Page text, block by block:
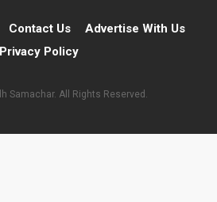
Contact Us
Advertise With Us
Privacy Policy
Samachar. All Rights Reserved.